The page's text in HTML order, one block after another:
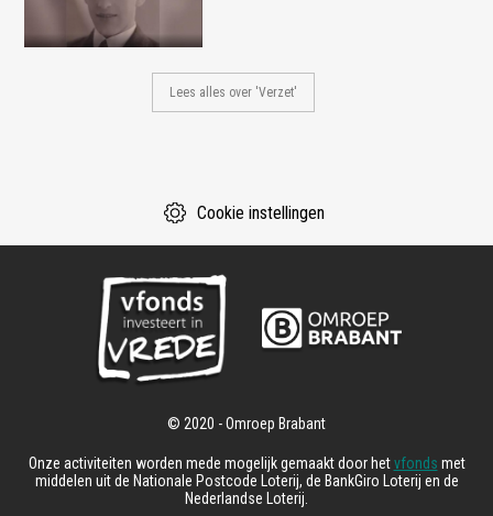
Lees alles over 'Verzet'
Cookie instellingen
Onze activiteiten worden mede mogelijk gemaakt door hetvfonds met
middelen uit de Nationale Postcode Loterij, de BankGiro Loterij en de
Nederlandse Loterij.